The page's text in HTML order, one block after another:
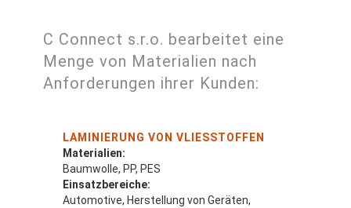
C Connect s.r.o. bearbeitet eine
Menge von Materialien nach
Anforderungen ihrer Kunden:
LAMINIERUNG VON VLIESSTOFFEN
Materialien:
Baumwolle, PP, PES
Einsatzbereiche:
Automotive, Herstellung von Geräten,